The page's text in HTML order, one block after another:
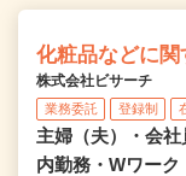
化粧品などに
株式会社ビサーチ
業務委託 登録制
主婦（夫）・会
内勤務・Wワー